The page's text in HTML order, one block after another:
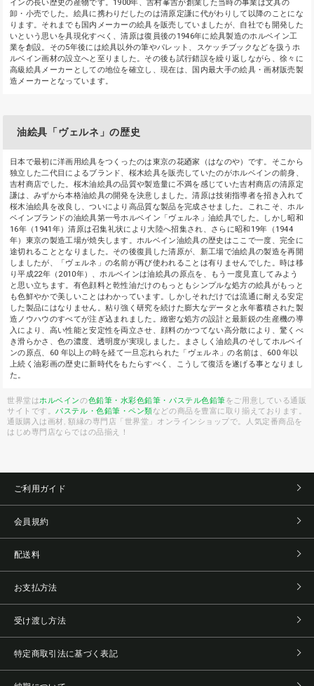
インの長い歴史の産物です。1900年、吉村峯吉が創業した当時の事業は文具の
卸・小売でした。絵具に携わりだしたのは清原定謙に代がわりして以降のことにな
ります。それまでも国内メーカーの絵具を販売していましたが、自社でも開発した
いという思いを具現化すべく、清原は復員後の1946年に絵具製造のホルベイン工
業を創設。その5年後には絵具以外の筆やパレット、スケッチブックなどを扱うホ
ルベイン画材の設立へと至りました。その後も試行錯誤を繰り返しながら、徐々に
高級絵具メーカーとしての地位を確立し、現在は、国内最大手の絵具・画材販売製
造メーカーとなっています。
油絵具「ヴェルネ」の歴史
日本で最初に洋画用絵具をつくったのは東京の花廼家（はなのや）です。そこから
独立した二代目によるブランド、桜木絵具を販売していたのがホルベインの前身、
吉村商店でした。桜木油絵具の品質や製造量に不満を感じていた吉村商店の清原定
謙は、みずから本格油絵具の開発を決意しました。清原は技術指導者を招き入れて
桜木油絵具を改良し、ついにより高品質な製品を完成させました。これこそ、ホル
ベインブランドの油絵具第一号ホルベイン「ヴェルネ」油絵具でした。しかし昭和
16年（1941年）清原は召集礼状により大陸へ招集され、さらに昭和19年（1944
年）東京の製造工場が焼失します。ホルベイン油絵具の歴史はここで一度、完全に
途切れることとなりました。その後復員した清原が、新工場で油絵具の製造を再開
しましたが、「ヴェルネ」の名前が再び使われることは有りませんでした。時は移
り平成22年（2010年）、ホルベインは油絵具の原点を、もう一度見直してみよう
と思い立ちます。有色顔料と乾性油だけのもっともシンプルな処方の絵具がもっと
も色鮮やかで美しいことはわかっています。しかしそれだけでは流通に耐える安定
した製品にはなりません。粘り強く研究を続けた膨大なデータと永年蓄積された製
造ノウハウのすべてが注ぎ込まれました。緻密な処方の設計と最新鋭の生産機の導
入により、高い性能と安定性を両立させ、顔料のかつてない高分散により、驚くべ
き滑らかさ、色の濃度、透明度が実現しました。まさしく油絵具のそしてホルベイ
ンの原点、60 年以上の時を経て一旦忘れられた「ヴェルネ」の名前は、600 年以
上続く油彩画の歴史に新時代をもたらすべく、こうして復活を遂げる事となりまし
た。
世界堂はホルベインの色鉛筆・水彩色鉛筆・パステル色鉛筆をご用意している通販
サイトです。 パステル・色鉛筆・ペン類などの商品を豊富に取り揃えております。
通販購入は画材, 額縁の専門店「世界堂」オンラインショップで。人気定番商品を
はじめ専門店ならではの品揃え！
ご利用ガイド
会員規約
配送料
お支払方法
受け渡し方法
特定商取引法に基づく表記